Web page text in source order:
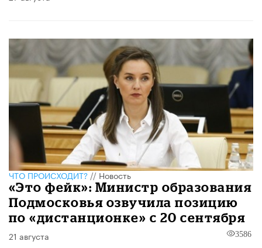
ЧТО ПРОИСХОДИТ?//Новость
«Это фейк»: Министр образования
Подмосковья озвучила позицию
по «дистанционке» с 20 сентября
21 августа 3586